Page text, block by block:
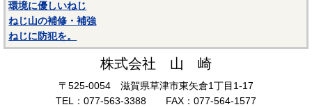
環境に優しいねじ
ねじ山の補修・補強
ねじに防犯を。
株式会社 山 崎
〒525-0054 滋賀県草津市東矢倉1丁目1-17
TEL：077-563-3388 FAX：077-564-1577